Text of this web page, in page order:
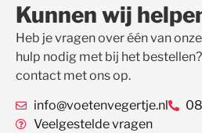
Kunnen wij
Heb je vragen over één van
hulp nodig met bij het
contact met ons op.
info@voetenvegertje.nl
Veelgestelde vragen